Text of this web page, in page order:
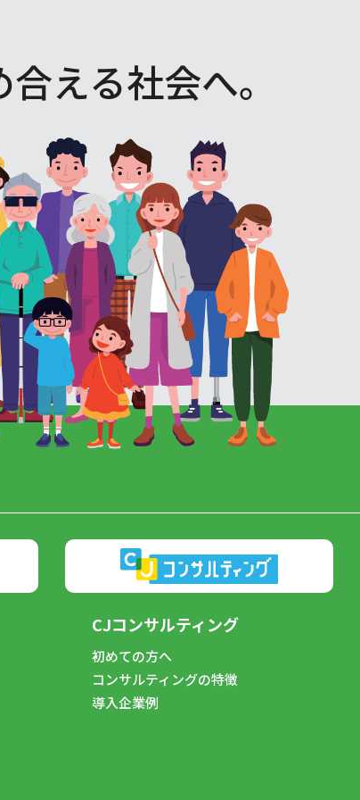
える社会へ。
CJコンサルティング
初めての方へ
コンサルティングの特徴
導入企業例